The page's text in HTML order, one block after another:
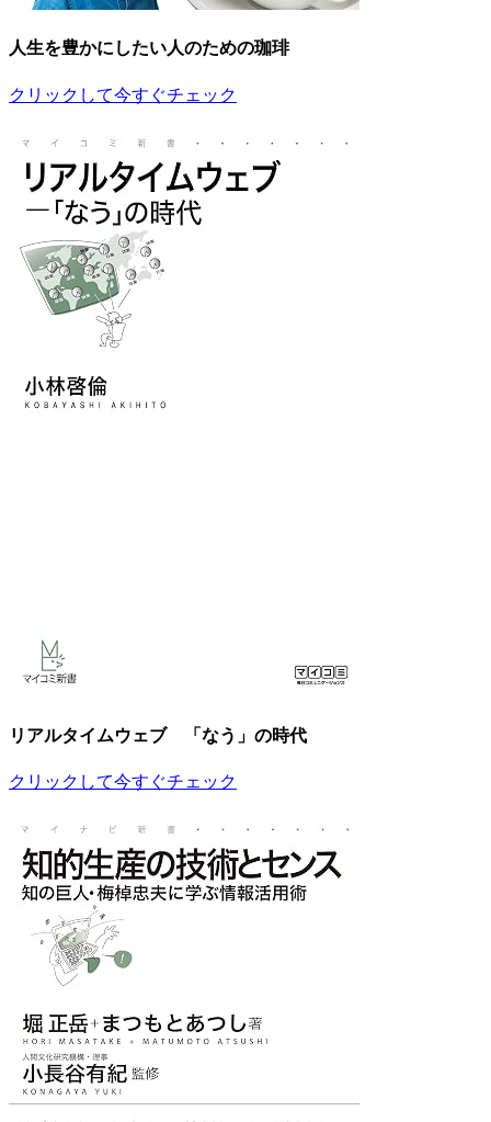
人生を豊かにしたい人のための珈琲
クリックして今すぐチェック
リアルタイムウェブ 「なう」の時代
クリックして今すぐチェック